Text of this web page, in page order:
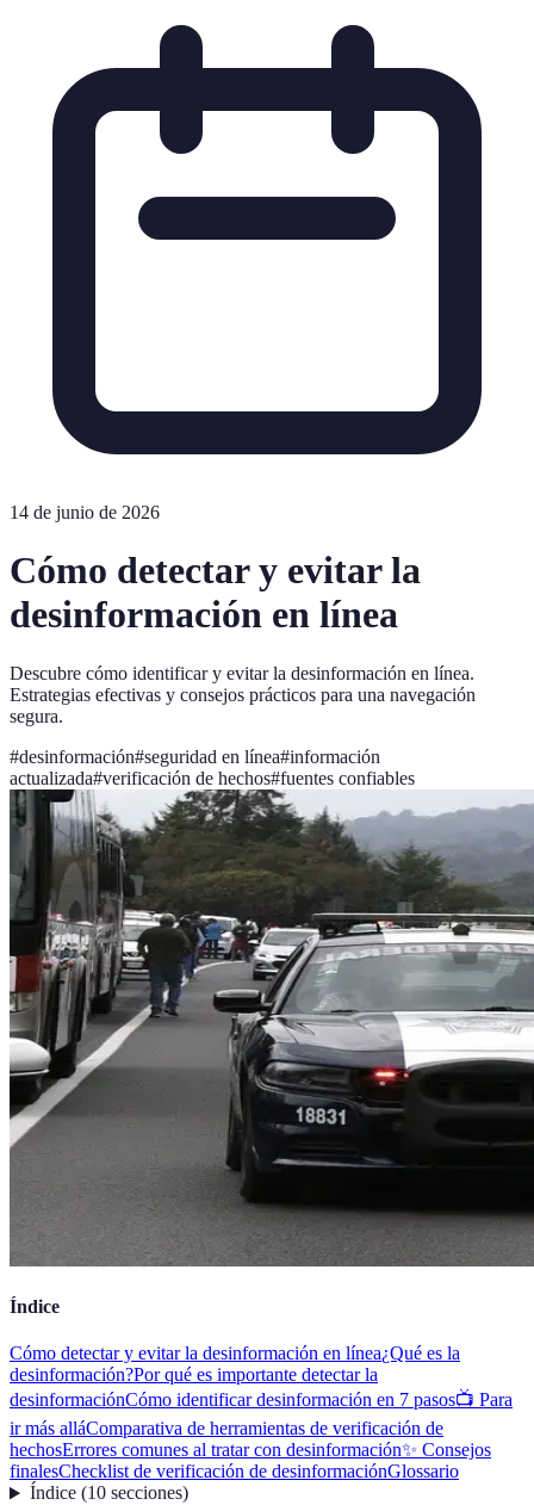
14 de junio de 2026
Cómo detectar y evitar la
desinformación en línea
Descubre cómo identificar y evitar la desinformación en línea.
Estrategias efectivas y consejos prácticos para una navegación
segura.
#desinformación#seguridad en línea#información
actualizada#verificación de hechos#fuentes confiables
Índice
Cómo detectar y evitar la desinformación en línea¿Qué es la
desinformación?Por qué es importante detectar la
desinformaciónCómo identificar desinformación en 7 pasos📺 Para
ir más alláComparativa de herramientas de verificación de
hechosErrores comunes al tratar con desinformación✨ Consejos
finalesChecklist de verificación de desinformaciónGlossario
Índice(10 secciones)